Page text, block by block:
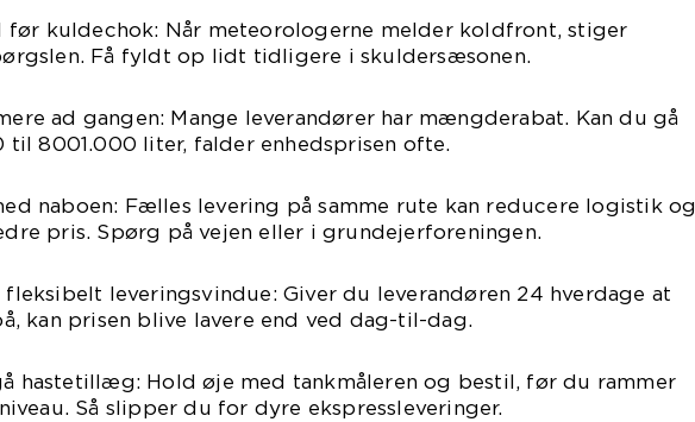
før kuldechok: Når meteorologerne melder koldfront, stiger
Få fyldt op lidt tidligere i skuldersæsonen.
ad gangen: Mange leverandører har mængderabat. Kan du gå
til 8001.000 liter, falder enhedsprisen ofte.
naboen: Fælles levering på samme rute kan reducere logistik og
pris. Spørg på vejen eller i grundejerforeningen.
leveringsvindue: Giver du leverandøren 24 hverdage at
kan prisen blive lavere end ved dag-til-dag.
hastetillæg: Hold øje med tankmåleren og bestil, før du rammer
Så slipper du for dyre ekspressleveringer.